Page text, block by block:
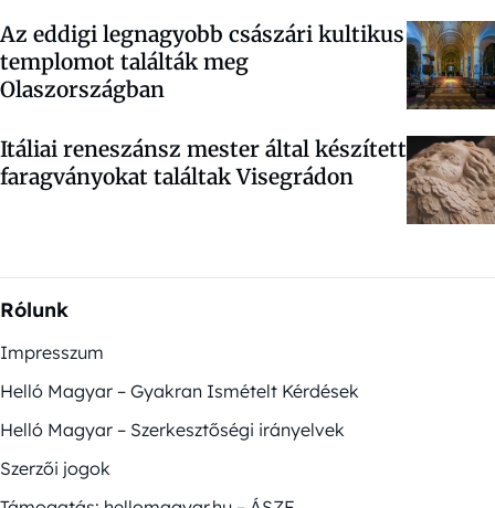
Az eddigi legnagyobb császári kultikus
templomot találták meg
Olaszországban
Itáliai reneszánsz mester által készített
faragványokat találtak Visegrádon
Rólunk
Impresszum
Helló Magyar – Gyakran Ismételt Kérdések
Helló Magyar – Szerkesztőségi irányelvek
Szerzői jogok